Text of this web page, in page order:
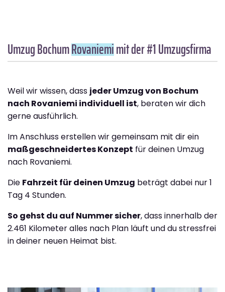
Umzug BochumRovaniemimit der #1 Umzugsfirma
Weil wir wissen, dass jeder Umzug von Bochum
nach Rovaniemi individuell ist, beraten wir dich
gerne ausführlich.
Im Anschluss erstellen wir gemeinsam mit dir ein
maßgeschneidertes Konzept für deinen Umzug
nach Rovaniemi.
Die Fahrzeit für deinen Umzug beträgt dabei nur 1
Tag 4 Stunden.
So gehst du auf Nummer sicher, dass innerhalb der
2.461 Kilometer alles nach Plan läuft und du stressfrei
in deiner neuen Heimat bist.